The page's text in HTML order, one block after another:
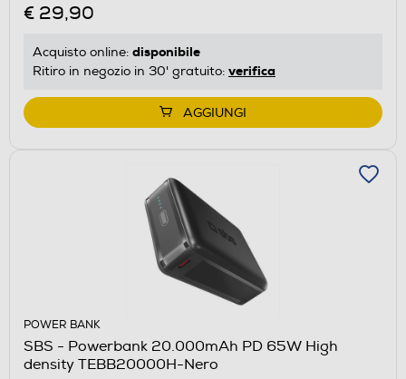
€ 29,90
Acquisto online: disponibile
Ritiro in negozio in 30' gratuito: verifica
AGGIUNGI
POWER BANK
SBS - Powerbank 20.000mAh PD 65W High
density TEBB20000H-Nero